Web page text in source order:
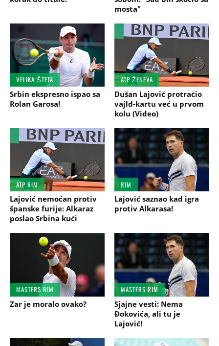
mosta"
VELIKA ŠTETA
Srbin ekspresno ispao sa
Rolan Garosa!
ATP ŽENEVA
Dušan Lajović protraćio
vajld-kartu već u prvom
kolu (Video)
ATP RIM
Lajović nemoćan protiv
španske furije: Alkaraz
poslao Srbina kući
RIM
Lajović saznao kad igra
protiv Alkarasa!
MASTERS RIM
Zar je moralo ovako?
MASTERS RIM
Sjajne vesti: Nema
Đokovića, ali tu je
Lajović!